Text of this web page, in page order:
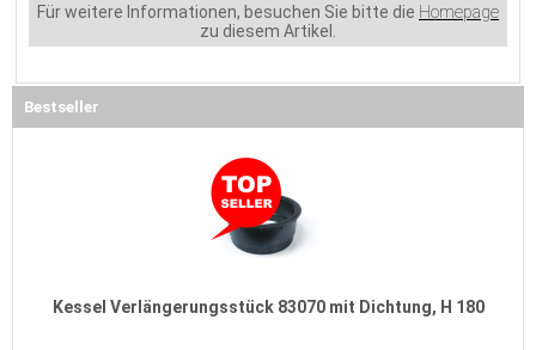
Für weitere Informationen, besuchen Sie bitte die Homepage
zu diesem Artikel.
Bestseller
Kessel Verlängerungsstück 83070 mit Dichtung, H 180